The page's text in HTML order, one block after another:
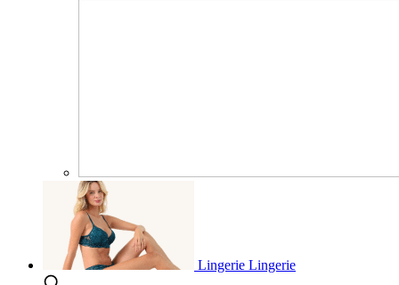
Lingerie Lingerie